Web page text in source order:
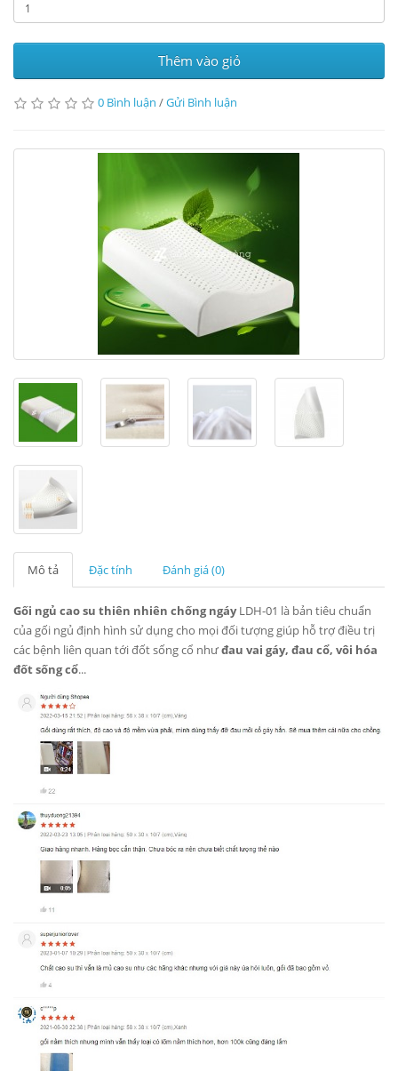
Thêm vào giỏ
0 Bình luận /Gửi Bình luận
Mô tả Đặc tính Đánh giá (0)
Gối ngủ cao su thiên nhiên chống ngáyLDH-01 là bản tiêu chuẩn
của gối ngủ định hình sử dụng cho mọi đối tượng giúp hỗ trợ điều trị
các bệnh liên quan tới đốt sống cổ nhưđau vai gáy, đau cổ, vôi hóa
đốt sống cổ...